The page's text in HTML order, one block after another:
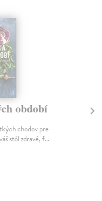
období
chodov pre
stôl zdravé, f...